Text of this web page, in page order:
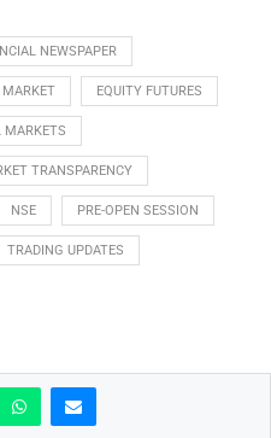
NEWSPAPER
MARKET EQUITY FUTURES
MARKETS
TRANSPARENCY
NSE PRE-OPEN SESSION
TRADING UPDATES